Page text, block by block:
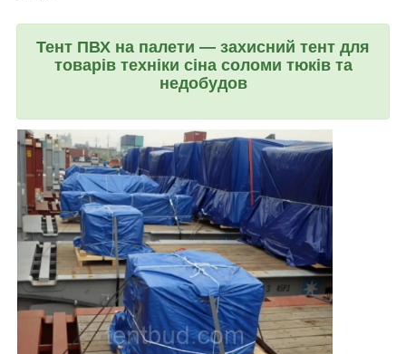
Тент ПВХ на палети — захисний тент для
товарів техніки сіна соломи тюків та
недобудов